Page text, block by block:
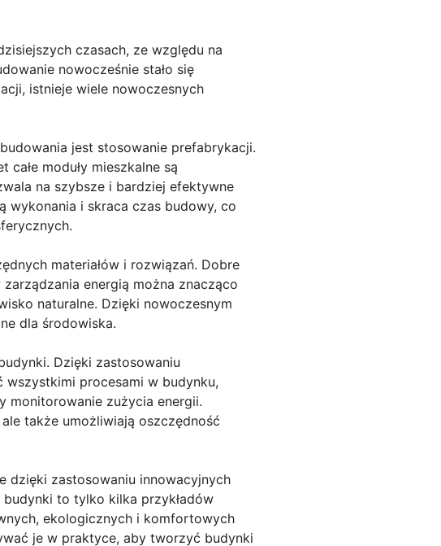
czasach, ze względu na
nowocześnie stało się
istnieje wiele nowoczesnych
jest stosowanie prefabrykacji.
moduły mieszkalne są
na szybsze i bardziej efektywne
wykonania i skraca czas budowy, co
materiałów i rozwiązań. Dobre
energią można znacząco
naturalne. Dzięki nowoczesnym
dla środowiska.
Dzięki zastosowaniu
procesami w budynku,
monitorowanie zużycia energii.
także umożliwiają oszczędność
dzięki zastosowaniu innowacyjnych
to tylko kilka przykładów
ekologicznych i komfortowych
je w praktyce, aby tworzyć budynki